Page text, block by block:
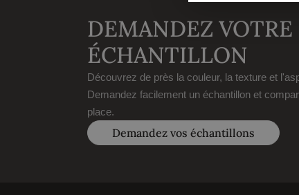
DEMANDEZ VOTRE
ÉCHANTILLON
Découvrez de près la couleur, la texture et
Demandez facilement un échantillon et
place.
Demandez vos échantillons